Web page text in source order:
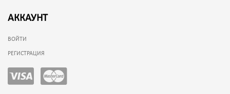
АККАУНТ
ВОЙТИ
РЕГИСТРАЦИЯ